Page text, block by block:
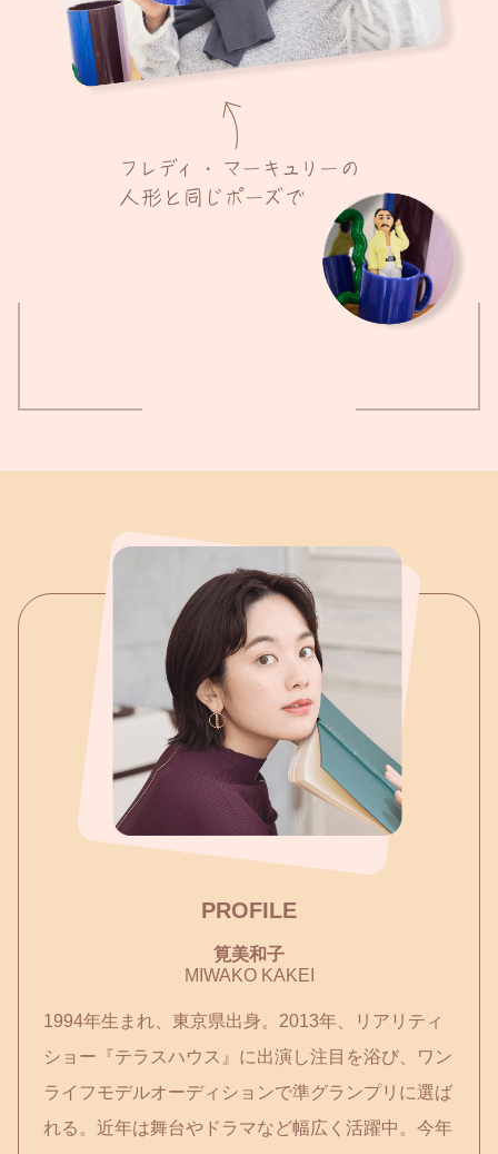
PROFILE
筧美和子
MIWAKO KAKEI
1994年生まれ、東京県出身。2013年、リアリティ
ショー『テラスハウス』に出演し注目を浴び、ワン
ライフモデルオーディションで準グランプリに選ば
れる。近年は舞台やドラマなど幅広く活躍中。今年